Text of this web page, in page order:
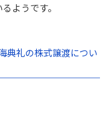
ようです。
典礼の株式譲渡につい